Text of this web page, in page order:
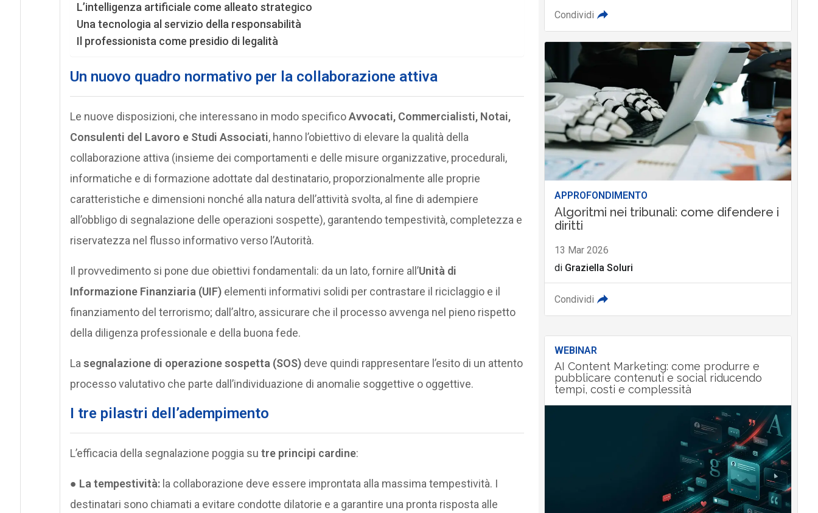
L’intelligenza artificiale come alleato strategico
Una tecnologia al servizio della responsabilità
Il professionista come presidio di legalità
Un nuovo quadro normativo per la collaborazione attiva
Le nuove disposizioni, che interessano in modo specificoAvvocati, Commercialisti, Notai,
Consulenti del Lavoro e Studi Associati, hanno l’obiettivo di elevare la qualità della
collaborazione attiva (insieme dei comportamenti e delle misure organizzative, procedurali,
informatiche e di formazione adottate dal destinatario, proporzionalmente alle proprie
caratteristiche e dimensioni nonché alla natura dell’attività svolta, al fine di adempiere
all’obbligo di segnalazione delle operazioni sospette), garantendo tempestività, completezza e
riservatezza nel flusso informativo verso l’Autorità.
Il provvedimento si pone due obiettivi fondamentali: da un lato, fornire all’Unità di
Informazione Finanziaria (UIF)elementi informativi solidi per contrastare il riciclaggio e il
finanziamento del terrorismo; dall’altro, assicurare che il processo avvenga nel pieno rispetto
della diligenza professionale e della buona fede.
La segnalazione di operazione sospetta (SOS)deve quindi rappresentare l’esito di un attento
processo valutativo che parte dall’individuazione di anomalie soggettive o oggettive.
I tre pilastri dell’adempimento
L’efficacia della segnalazione poggia su tre principi cardine:
● La tempestività:la collaborazione deve essere improntata alla massima tempestività. I
destinatari sono chiamati a evitare condotte dilatorie e a garantire una pronta risposta alle
Condividi
APPROFONDIMENTO
Algoritmi nei tribunali: come difendere i
diritti
13 Mar 2026
di Graziella Soluri
Condividi
WEBINAR
AI Content Marketing: come produrre e
pubblicare contenuti e social riducendo
tempi, costi e complessità